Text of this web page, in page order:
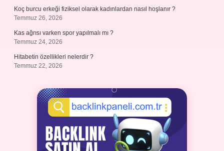
Koç burcu erkeği fiziksel olarak kadınlardan nasıl hoşlanır ?
Temmuz 26, 2026
Kas ağrısı varken spor yapılmalı mı ?
Temmuz 24, 2026
Hitabetin özellikleri nelerdir ?
Temmuz 22, 2026